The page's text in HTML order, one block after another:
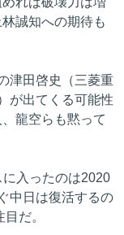
誠知への期待も
津田啓史（三菱重
が出てくる可能性
龍空らも黙って
入ったのは2020
中日は復活するの
だ。